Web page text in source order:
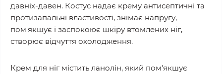
давніх-давен. Костус надає крему антисептичні та
протизапальні властивості, знімає напругу,
пом'якшує і заспокоює шкіру втомлених ніг,
створює відчуття охолодження.
Крем для ніг містить ланолін, який пом'якшує